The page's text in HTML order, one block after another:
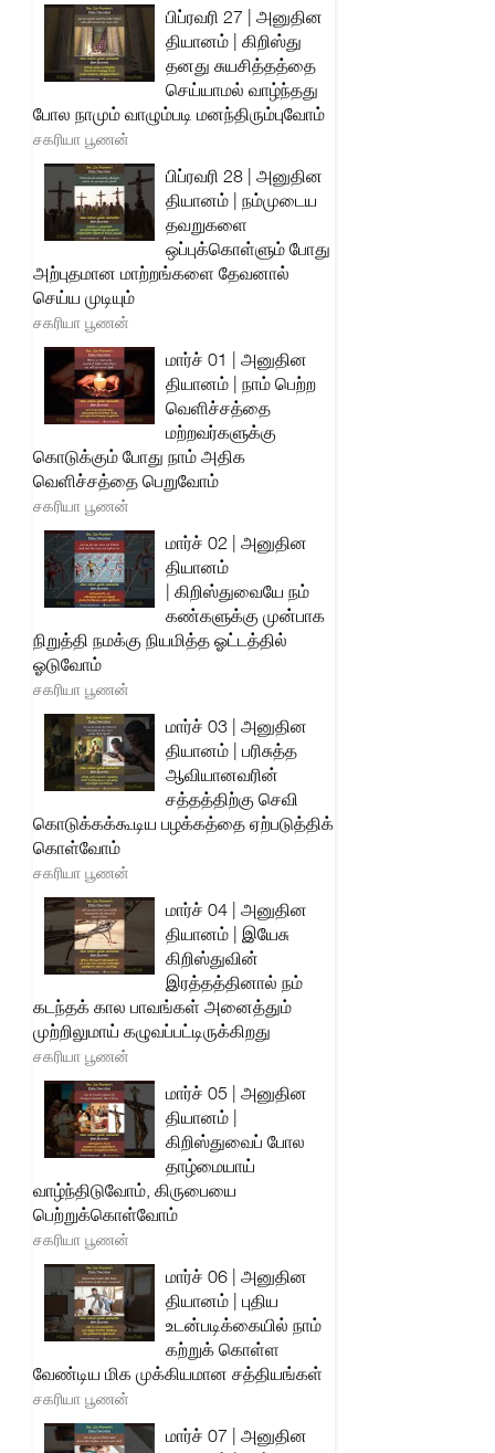
பிப்ரவரி 27 | அனுதின
தியானம் | கிறிஸ்து
தனது சுயசித்தத்தை
செய்யாமல் வாழ்ந்தது
போல நாமும் வாழும்படி மனந்திரும்புவோம்
சகரியா பூணன்
பிப்ரவரி 28 | அனுதின
தியானம் | நம்முடைய
தவறுகளை
ஒப்புக்கொள்ளும் போது
அற்புதமான மாற்றங்களை தேவனால்
செய்ய முடியும்
சகரியா பூணன்
மார்ச் 01 | அனுதின
தியானம் | நாம் பெற்ற
வெளிச்சத்தை
மற்றவர்களுக்கு
கொடுக்கும் போது நாம் அதிக
வெளிச்சத்தை பெறுவோம்
சகரியா பூணன்
மார்ச் 02 | அனுதின
தியானம்
| கிறிஸ்துவையே நம்
கண்களுக்கு முன்பாக
நிறுத்தி நமக்கு நியமித்த ஓட்டத்தில்
ஓடுவோம்
சகரியா பூணன்
மார்ச் 03 | அனுதின
தியானம் | பரிசுத்த
ஆவியானவரின்
சத்தத்திற்கு செவி
கொடுக்கக்கூடிய பழக்கத்தை ஏற்படுத்திக்
கொள்வோம்
சகரியா பூணன்
மார்ச் 04 | அனுதின
தியானம் | இயேசு
கிறிஸ்துவின்
இரத்தத்தினால் நம்
கடந்தக் கால பாவங்கள் அனைத்தும்
முற்றிலுமாய் கழுவப்பட்டிருக்கிறது
சகரியா பூணன்
மார்ச் 05 | அனுதின
தியானம் |
கிறிஸ்துவைப் போல
தாழ்மையாய்
வாழ்ந்திடுவோம், கிருபையை
பெற்றுக்கொள்வோம்
சகரியா பூணன்
மார்ச் 06 | அனுதின
தியானம் | புதிய
உடன்படிக்கையில் நாம்
கற்றுக் கொள்ள
வேண்டிய மிக முக்கியமான சத்தியங்கள்
சகரியா பூணன்
மார்ச் 07 | அனுதின